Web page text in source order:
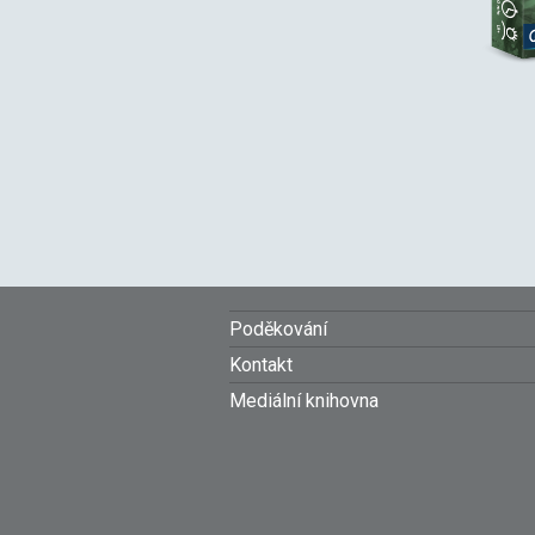
Footer
menu
Poděkování
Kontakt
Mediální knihovna